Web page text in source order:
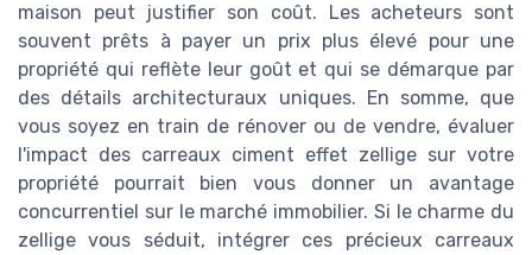
maison peut justifier son coût. Les acheteurs sont
souvent prêts à payer un prix plus élevé pour une
propriété qui reflète leur goût et qui se démarque par
des détails architecturaux uniques. En somme, que
vous soyez en train de rénover ou de vendre, évaluer
l'impact des carreaux ciment effet zellige sur votre
propriété pourrait bien vous donner un avantage
concurrentiel sur le marché immobilier. Si le charme du
zellige vous séduit, intégrer ces précieux carreaux